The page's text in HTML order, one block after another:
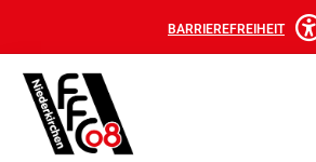
BARRIEREFREIHEIT